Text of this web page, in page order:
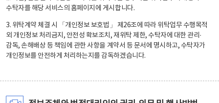
수탁자를 해당 서비스의 홈페이지에 게시합니다.
3. 위탁계약 체결 시 「개인정보 보호법」 제26조에 따라 위탁업무 수행목적
외 개인정보 처리금지, 안전성 확보조치, 재위탁 제한, 수탁자에 대한 관리·
감독, 손해배상 등 책임에 관한 사항을 계약서 등 문서에 명시하고, 수탁자가
개인정보를 안전하게 처리하는지를 감독하겠습니다.